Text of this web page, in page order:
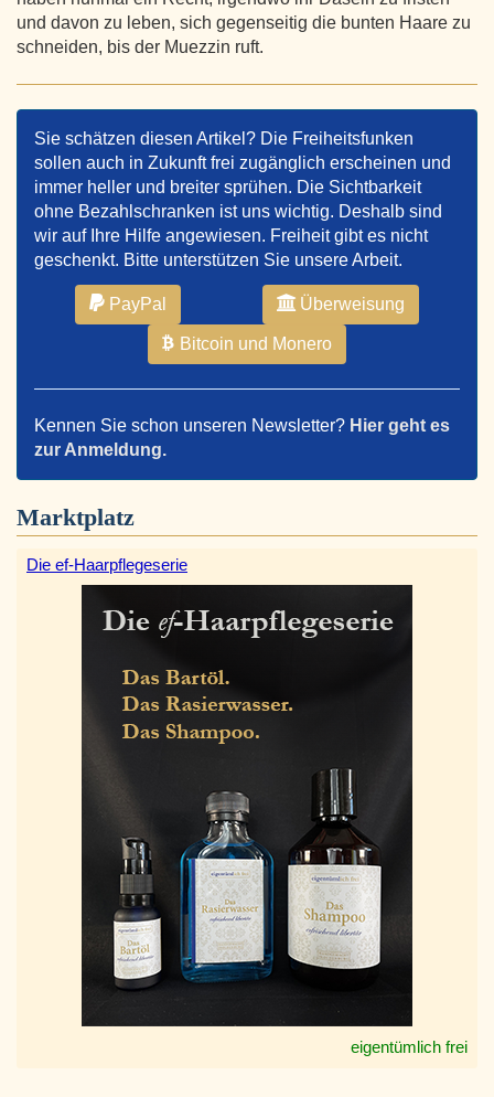
und davon zu leben, sich gegenseitig die bunten Haare zu
schneiden, bis der Muezzin ruft.
Sie schätzen diesen Artikel? Die Freiheitsfunken
sollen auch in Zukunft frei zugänglich erscheinen und
immer heller und breiter sprühen. Die Sichtbarkeit
ohne Bezahlschranken ist uns wichtig. Deshalb sind
wir auf Ihre Hilfe angewiesen. Freiheit gibt es nicht
geschenkt. Bitte unterstützen Sie unsere Arbeit.
PayPal Überweisung
Bitcoin und Monero
Kennen Sie schon unseren Newsletter? Hier geht es
zur Anmeldung.
Marktplatz
Die ef-Haarpflegeserie
eigentümlich frei